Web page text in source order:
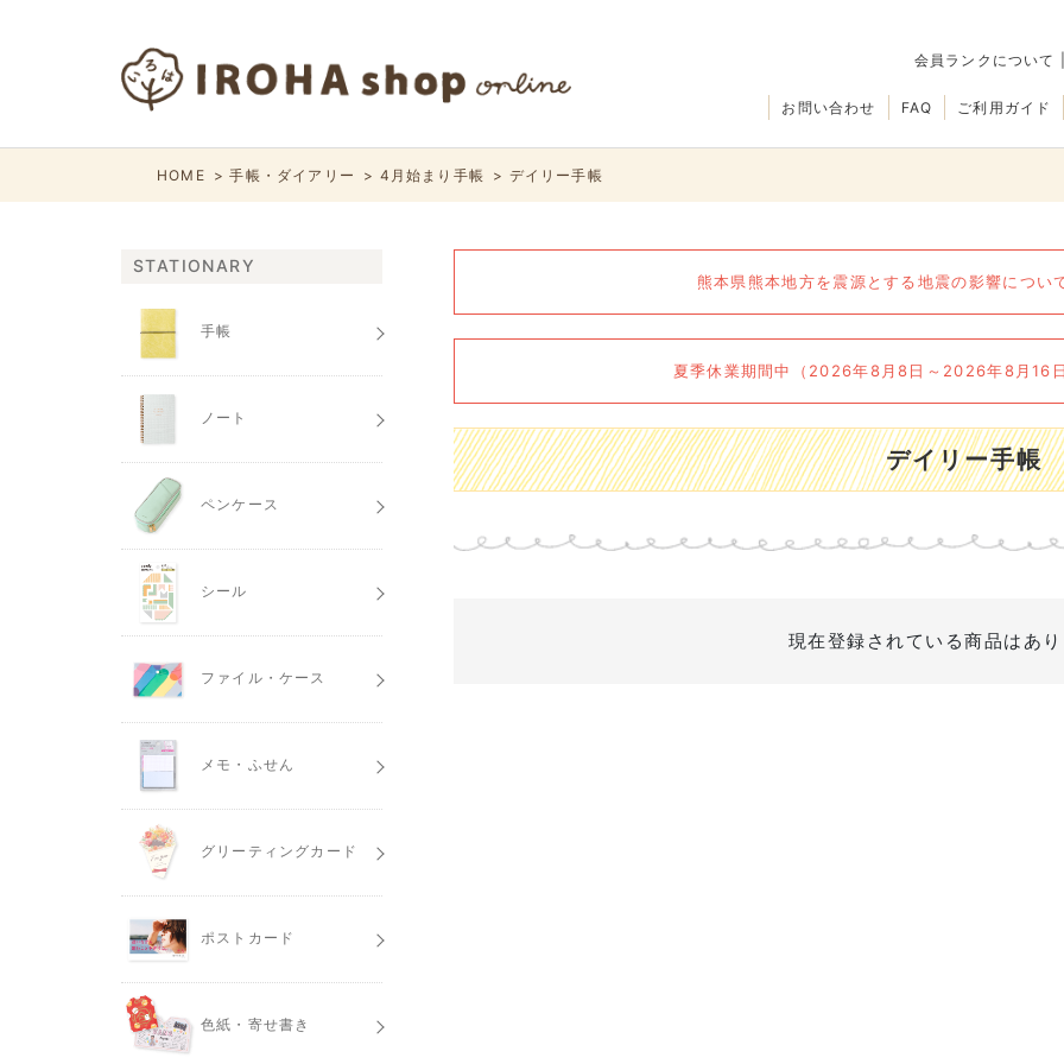
会員ランクについて
ご利用ガイド
FAQ
お問い合わせ
HOME 手帳・ダイアリー 4月始まり手帳 デイリー手帳
熊本県熊本地方を震源とする地震の影響につ
夏季休業期間中（2026年8月8日～2026年8月16
デイリー手帳
現在登録されている商品はあ
STATIONARY
手帳
ノート
ペンケース
シール
ファイル・ケース
メモ・ふせん
グリーティングカード
ポストカード
色紙・寄せ書き